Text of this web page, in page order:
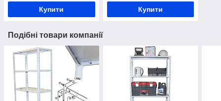
Купити Купити
Подібні товари компанії